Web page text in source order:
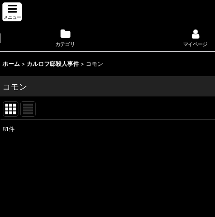
メニュー
カテゴリ マイページ
ホーム > カルロフ邸殺人事件 > コモン
コモン
81件